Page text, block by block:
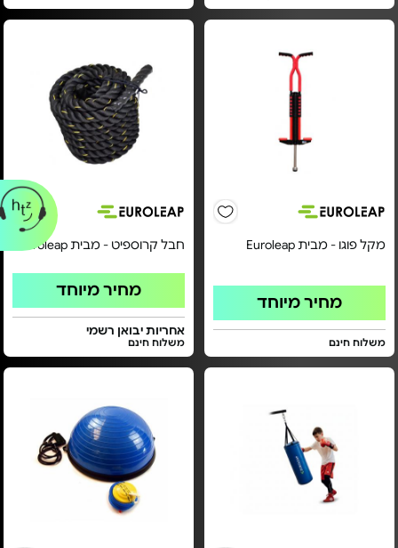
מקל פוגו - מבית Euroleap
מחיר מיוחד
משלוח חינם
חבל קרוספיט - מבית Euroleap
מחיר מיוחד
אחריות יבואן רשמי
משלוח חינם